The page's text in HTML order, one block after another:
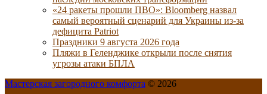
«24 ракеты прошли ПВО»: Bloomberg назвал
самый вероятный сценарий для Украины из-за
дефицита Patriot
Праздники 9 августа 2026 года
Пляжи в Геленджике открыли после снятия
угрозы атаки БПЛА
Мастерская загородного комфорта © 2026